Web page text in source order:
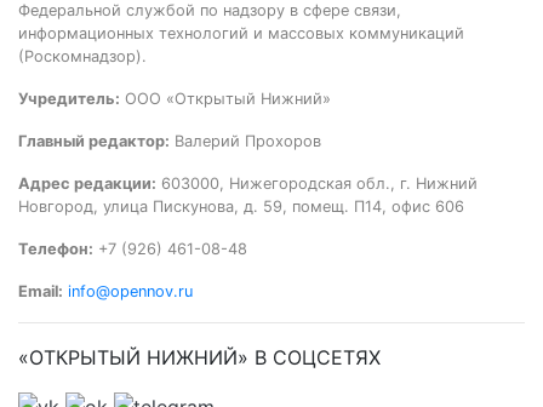
Федеральной службой по надзору в сфере связи,
информационных технологий и массовых коммуникаций
(Роскомнадзор).
Учредитель: ООО «Открытый Нижний»
Главный редактор: Валерий Прохоров
Адрес редакции: 603000, Нижегородская обл., г. Нижний
Новгород, улица Пискунова, д. 59, помещ. П14, офис 606
Телефон: +7 (926) 461-08-48
Email: info@opennov.ru
«ОТКРЫТЫЙ НИЖНИЙ» В СОЦСЕТЯХ